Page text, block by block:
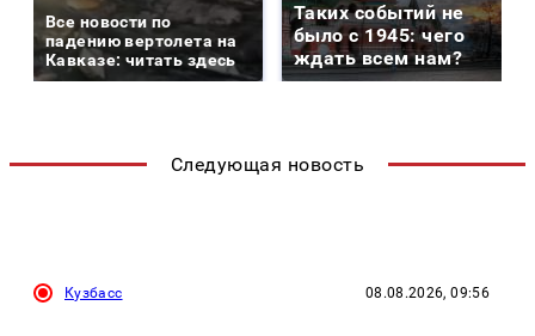
Все новости по
падению вертолета на
Кавказе: читать здесь
Таких событий не
было с 1945: чего
ждать всем нам?
Следующая новость
Кузбасс 08.08.2026, 09:56